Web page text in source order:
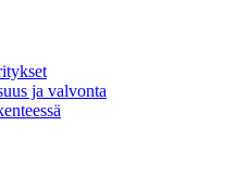
ja valvonta